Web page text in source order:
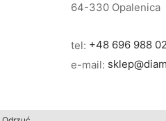
64-330 Opalenica
tel: +48 696 988
e-mail: